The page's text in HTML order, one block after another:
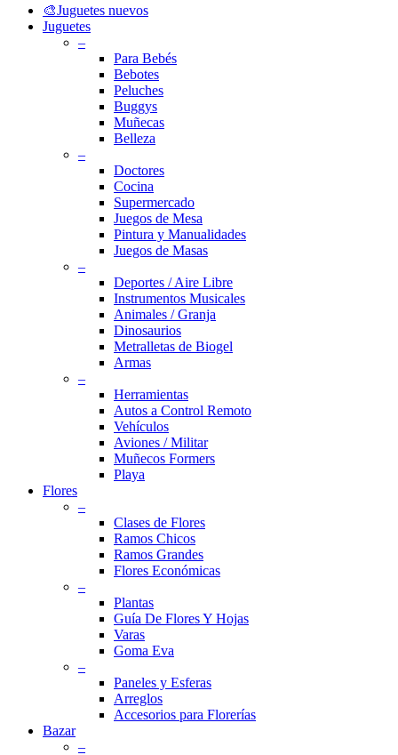
Close
Menu
🎨Juguetes nuevos
Juguetes
–
Para Bebés
Bebotes
Peluches
Buggys
Muñecas
Belleza
–
Doctores
Cocina
Supermercado
Juegos de Mesa
Pintura y Manualidades
Juegos de Masas
–
Deportes / Aire Libre
Instrumentos Musicales
Animales / Granja
Dinosaurios
Metralletas de Biogel
Armas
–
Herramientas
Autos a Control Remoto
Vehículos
Aviones / Militar
Muñecos Formers
Playa
Flores
–
Clases de Flores
Ramos Chicos
Ramos Grandes
Flores Económicas
–
Plantas
Guía De Flores Y Hojas
Varas
Goma Eva
–
Paneles y Esferas
Arreglos
Accesorios para Florerías
Bazar
–